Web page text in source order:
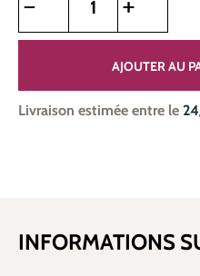
AJOUTER AU
Livraison estimée entre le
INFORMATIONS